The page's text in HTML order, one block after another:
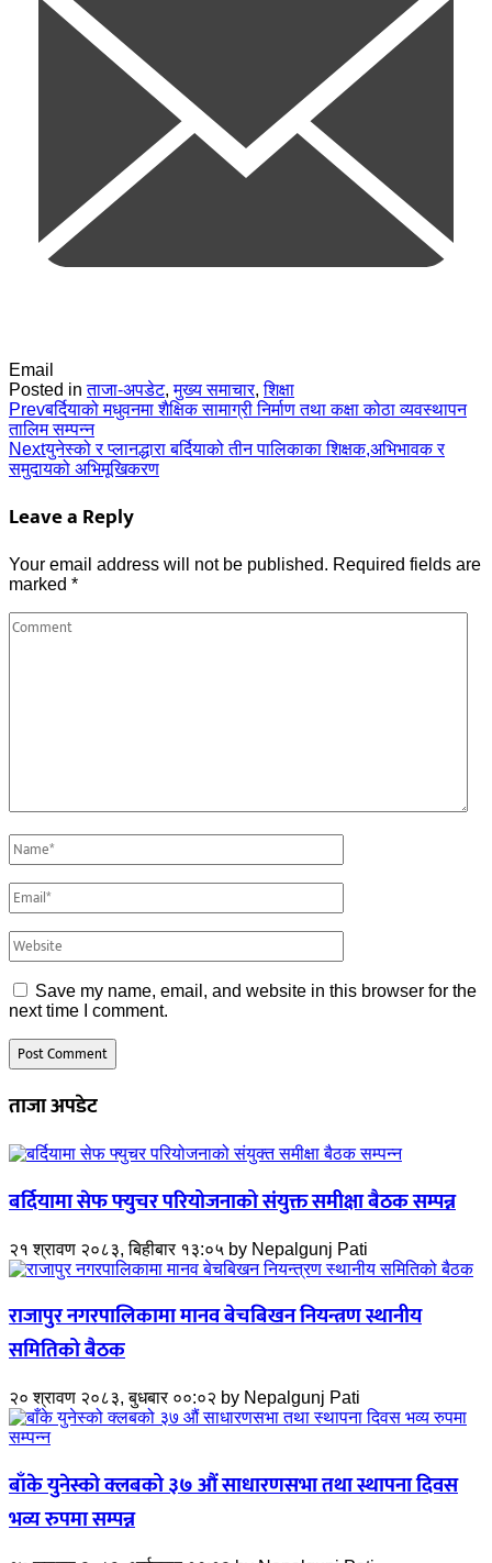
Email
Posted inताजा-अपडेट,मुख्य समाचार,शिक्षा
Prevबर्दियाको मधुवनमा शैक्षिक सामाग्री निर्माण तथा कक्षा कोठा व्यवस्थापन
तालिम सम्पन्न
Nextयुनेस्को र प्लानद्धारा बर्दियाको तीन पालिकाका शिक्षक,अभिभावक र
समुदायको अभिमूखिकरण
Leave a Reply
Your email address will not be published. Required fields are
marked *
Save my name, email, and website in this browser for the
next time I comment.
ताजा अपडेट
बर्दियामा सेफ फ्युचर परियोजनाको संयुक्त समीक्षा बैठक सम्पन्न
२१ श्रावण २०८३, बिहीबार १३:०५ by Nepalgunj Pati
राजापुर नगरपालिकामा मानव बेचबिखन नियन्त्रण स्थानीय
समितिको बैठक
२० श्रावण २०८३, बुधबार ००:०२ by Nepalgunj Pati
बाँके युनेस्को क्लबको ३७ औं साधारणसभा तथा स्थापना दिवस
भव्य रुपमा सम्पन्न